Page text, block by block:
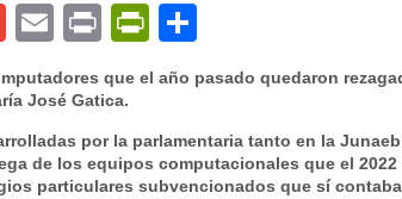
G
m
ai
l
E
m
ai
l
P
nt
P
ri
Fr
ie
m
p
ar
que el año pasado quedaron
José Gatica.
por la parlamentaria tanto en la
de los equipos computacionales que el
particulares subvencionados que sí